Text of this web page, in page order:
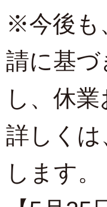
※今後も
請に基づ
し、休
詳しく
します。